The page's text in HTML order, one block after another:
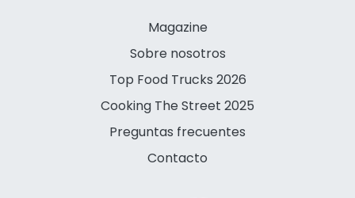
Magazine
Sobre nosotros
Top Food Trucks 2026
Cooking The Street 2025
Preguntas frecuentes
Contacto